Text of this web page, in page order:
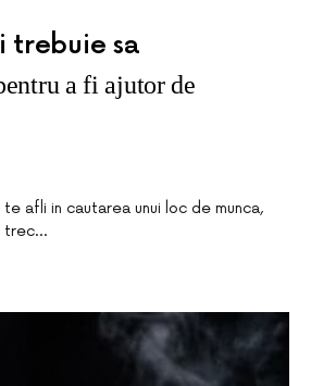
trebuie sa
a fi ajutor de
afli in cautarea unui loc de munca,
trec…